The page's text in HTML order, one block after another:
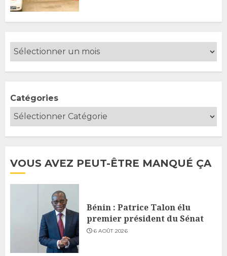
Catégories
VOUS AVEZ PEUT-ÊTRE MANQUÉ ÇA
Bénin : Patrice Talon élu
premier président du Sénat
6 AOÛT 2026